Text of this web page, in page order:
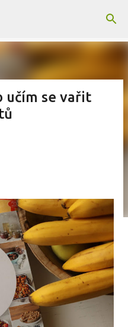
obsah
učím se vařit